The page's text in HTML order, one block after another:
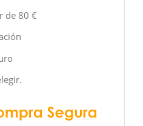
de 80 €